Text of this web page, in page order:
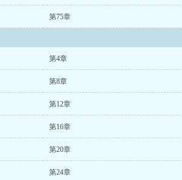
第75章
第4章
第8章
第12章
第16章
第20章
第24章